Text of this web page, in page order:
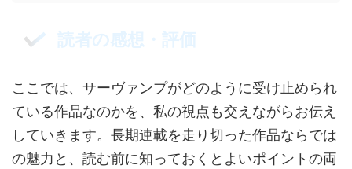
読者の感想・評価
ここでは、サーヴァンプがどのように受け止められ
ている作品なのかを、私の視点も交えながらお伝え
していきます。長期連載を走り切った作品ならでは
の魅力と、読む前に知っておくとよいポイントの両